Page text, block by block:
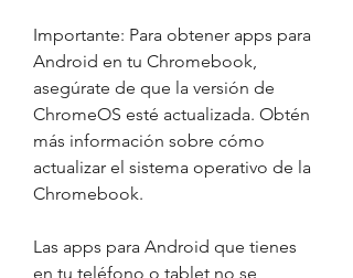
Importante: Para obtener apps para
Android en tu Chromebook,
asegúrate de que la versión de
ChromeOS esté actualizada. Obtén
más información sobre cómo
actualizar el sistema operativo de la
Chromebook.
Las apps para Android que tienes
en tu teléfono o tablet no se